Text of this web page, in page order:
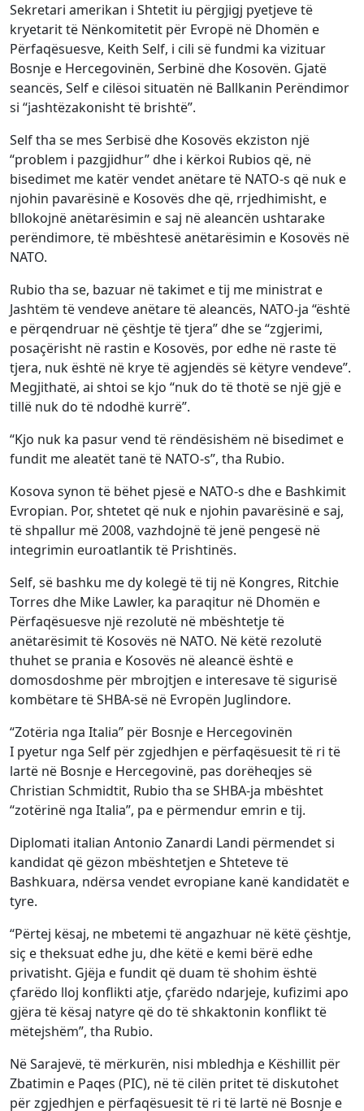
Sekretari amerikan i Shtetit iu përgjigj pyetjeve të
kryetarit të Nënkomitetit për Evropë në Dhomën e
Përfaqësuesve, Keith Self, i cili së fundmi ka vizituar
Bosnje e Hercegovinën, Serbinë dhe Kosovën. Gjatë
seancës, Self e cilësoi situatën në Ballkanin Perëndimor
si “jashtëzakonisht të brishtë”.
Self tha se mes Serbisë dhe Kosovës ekziston një
“problem i pazgjidhur” dhe i kërkoi Rubios që, në
bisedimet me katër vendet anëtare të NATO-s që nuk e
njohin pavarësinë e Kosovës dhe që, rrjedhimisht, e
bllokojnë anëtarësimin e saj në aleancën ushtarake
perëndimore, të mbështesë anëtarësimin e Kosovës në
NATO.
Rubio tha se, bazuar në takimet e tij me ministrat e
Jashtëm të vendeve anëtare të aleancës, NATO-ja “është
e përqendruar në çështje të tjera” dhe se “zgjerimi,
posaçërisht në rastin e Kosovës, por edhe në raste të
tjera, nuk është në krye të agjendës së këtyre vendeve”.
Megjithatë, ai shtoi se kjo “nuk do të thotë se një gjë e
tillë nuk do të ndodhë kurrë”.
“Kjo nuk ka pasur vend të rëndësishëm në bisedimet e
fundit me aleatët tanë të NATO-s”, tha Rubio.
Kosova synon të bëhet pjesë e NATO-s dhe e Bashkimit
Evropian. Por, shtetet që nuk e njohin pavarësinë e saj,
të shpallur më 2008, vazhdojnë të jenë pengesë në
integrimin euroatlantik të Prishtinës.
Self, së bashku me dy kolegë të tij në Kongres, Ritchie
Torres dhe Mike Lawler, ka paraqitur në Dhomën e
Përfaqësuesve një rezolutë në mbështetje të
anëtarësimit të Kosovës në NATO. Në këtë rezolutë
thuhet se prania e Kosovës në aleancë është e
domosdoshme për mbrojtjen e interesave të sigurisë
kombëtare të SHBA-së në Evropën Juglindore.
“Zotëria nga Italia” për Bosnje e Hercegovinën
I pyetur nga Self për zgjedhjen e përfaqësuesit të ri të
lartë në Bosnje e Hercegovinë, pas dorëheqjes së
Christian Schmidtit, Rubio tha se SHBA-ja mbështet
“zotërinë nga Italia”, pa e përmendur emrin e tij.
Diplomati italian Antonio Zanardi Landi përmendet si
kandidat që gëzon mbështetjen e Shteteve të
Bashkuara, ndërsa vendet evropiane kanë kandidatët e
tyre.
“Përtej kësaj, ne mbetemi të angazhuar në këtë çështje,
siç e theksuat edhe ju, dhe këtë e kemi bërë edhe
privatisht. Gjëja e fundit që duam të shohim është
çfarëdo lloj konflikti atje, çfarëdo ndarjeje, kufizimi apo
gjëra të kësaj natyre që do të shkaktonin konflikt të
mëtejshëm”, tha Rubio.
Në Sarajevë, të mërkurën, nisi mbledhja e Këshillit për
Zbatimin e Paqes (PIC), në të cilën pritet të diskutohet
për zgjedhjen e përfaqësuesit të ri të lartë në Bosnje e